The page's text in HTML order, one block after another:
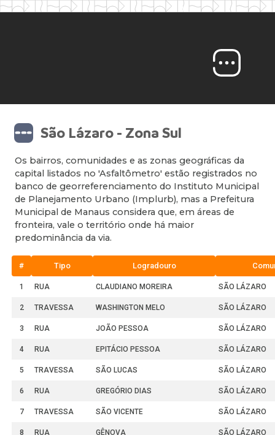
São Lázaro - Zona Sul
Os bairros, comunidades e as zonas geográficas da
capital listados no 'Asfaltômetro' estão registrados no
banco de georreferenciamento do Instituto Municipal
de Planejamento Urbano (Implurb), mas a Prefeitura
Municipal de Manaus considera que, em áreas de
fronteira, vale o território onde há maior
predominância da via.
# Tipo Logradouro
1 RUA CLAUDIANO MOREIRA SÃO LÁZARO
2 TRAVESSA WASHINGTON MELO SÃO LÁZARO
3 RUA JOÃO PESSOA SÃO LÁZARO
4 RUA EPITÁCIO PESSOA SÃO LÁZARO
5 TRAVESSA SÃO LUCAS SÃO LÁZARO
6 RUA GREGÓRIO DIAS SÃO LÁZARO
7 TRAVESSA SÃO VICENTE SÃO LÁZARO
8 RUA GÊNOVA SÃO LÁZARO